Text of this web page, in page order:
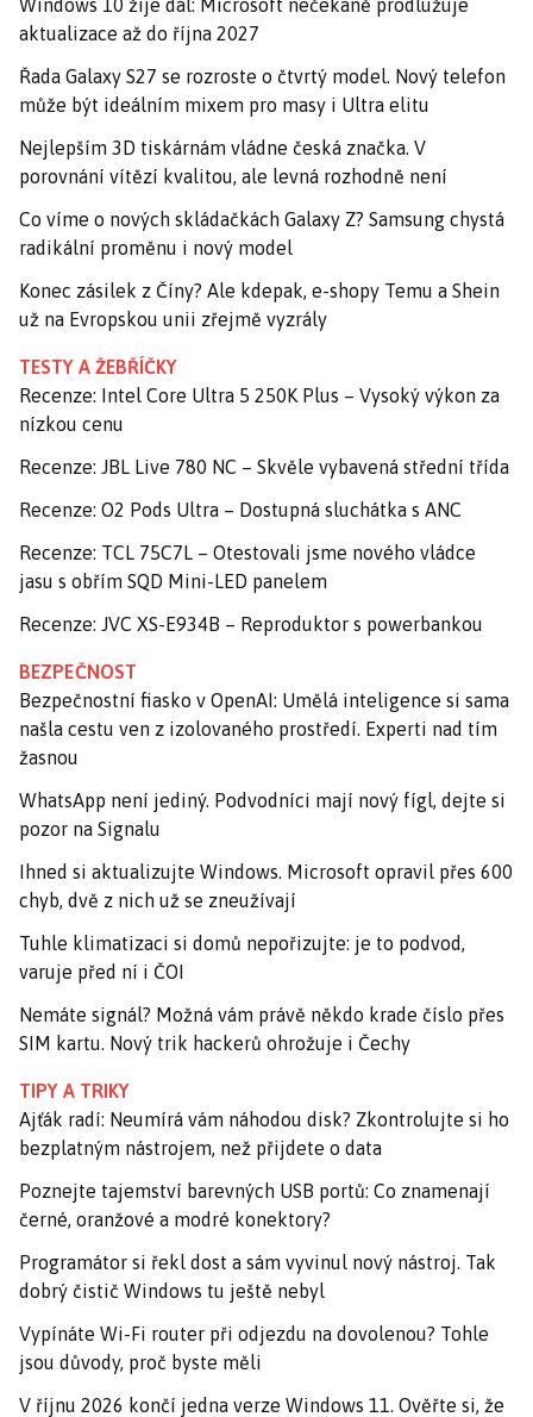
Windows 10 žije dál: Microsoft nečekaně prodlužuje
aktualizace až do října 2027
Řada Galaxy S27 se rozroste o čtvrtý model. Nový telefon
může být ideálním mixem pro masy i Ultra elitu
Nejlepším 3D tiskárnám vládne česká značka. V
porovnání vítězí kvalitou, ale levná rozhodně není
Co víme o nových skládačkách Galaxy Z? Samsung chystá
radikální proměnu i nový model
Konec zásilek z Číny? Ale kdepak, e-shopy Temu a Shein
už na Evropskou unii zřejmě vyzrály
TESTY A ŽEBŘÍČKY
Recenze: Intel Core Ultra 5 250K Plus – Vysoký výkon za
nízkou cenu
Recenze: JBL Live 780 NC – Skvěle vybavená střední třída
Recenze: O2 Pods Ultra – Dostupná sluchátka s ANC
Recenze: TCL 75C7L – Otestovali jsme nového vládce
jasu s obřím SQD Mini-LED panelem
Recenze: JVC XS-E934B – Reproduktor s powerbankou
BEZPEČNOST
Bezpečnostní fiasko v OpenAI: Umělá inteligence si sama
našla cestu ven z izolovaného prostředí. Experti nad tím
žasnou
WhatsApp není jediný. Podvodníci mají nový fígl, dejte si
pozor na Signalu
Ihned si aktualizujte Windows. Microsoft opravil přes 600
chyb, dvě z nich už se zneužívají
Tuhle klimatizaci si domů nepořizujte: je to podvod,
varuje před ní i ČOI
Nemáte signál? Možná vám právě někdo krade číslo přes
SIM kartu. Nový trik hackerů ohrožuje i Čechy
TIPY A TRIKY
Ajťák radí: Neumírá vám náhodou disk? Zkontrolujte si ho
bezplatným nástrojem, než přijdete o data
Poznejte tajemství barevných USB portů: Co znamenají
černé, oranžové a modré konektory?
Programátor si řekl dost a sám vyvinul nový nástroj. Tak
dobrý čistič Windows tu ještě nebyl
Vypínáte Wi-Fi router při odjezdu na dovolenou? Tohle
jsou důvody, proč byste měli
V říjnu 2026 končí jedna verze Windows 11. Ověřte si, že